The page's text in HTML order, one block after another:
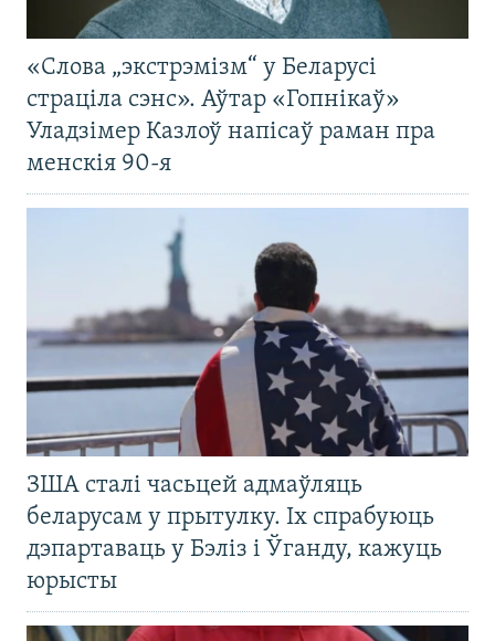
«Слова „экстрэмізм“ у Беларусі
страціла сэнс». Аўтар «Гопнікаў»
Уладзімер Казлоў напісаў раман пра
менскія 90-я
ЗША сталі часьцей адмаўляць
беларусам у прытулку. Іх спрабуюць
дэпартаваць у Бэліз і Ўганду, кажуць
юрысты